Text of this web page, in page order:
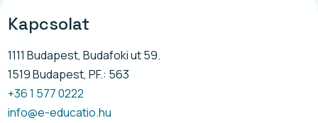
Kapcsolat
1111 Budapest, Budafoki ut 59.
1519 Budapest, PF.: 563
+36 1 577 0222
info@e-educatio.hu